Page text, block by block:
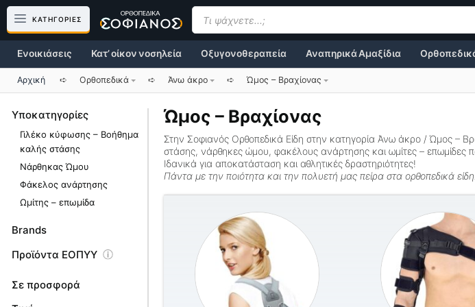
Μετάβαση
περιεχόμενο
ΚΑΤΗΓΟΡΙΕΣ
Products
search
Κατ’ οίκον νοσηλεία Οξυγονοθεραπεία Αναπηρικά Αμαξίδια
Ενοικιάσεις
Αρχική ➪ Ορθοπεδικά ➪ Άνω άκρο ➪ Ώμος – Βραχίονας
Ώμος – Βραχίονας
Στην Σοφιανός Ορθοπεδικά Είδη στην κατηγορία Άνω άκρο / Ώμος –
στάσης, νάρθηκες ώμου, φακέλους ανάρτησης και ωμίτες – επωμίδες
Ιδανικά για αποκατάσταση και αθλητικές δραστηριότητες!
Πάντα με την ποιότητα και την πολυετή μας πείρα στα ορθοπεδικά
Υποκατηγορίες
Γιλέκο κύφωσης – Βοήθημα
καλής στάσης
Νάρθηκας Ώμου
Φάκελος ανάρτησης
Ωμίτης – επωμίδα
Brands
Προϊόντα ΕΟΠΥΥ
Σε προσφορά